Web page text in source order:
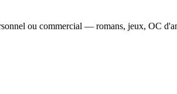
ou commercial — romans, jeux, OC